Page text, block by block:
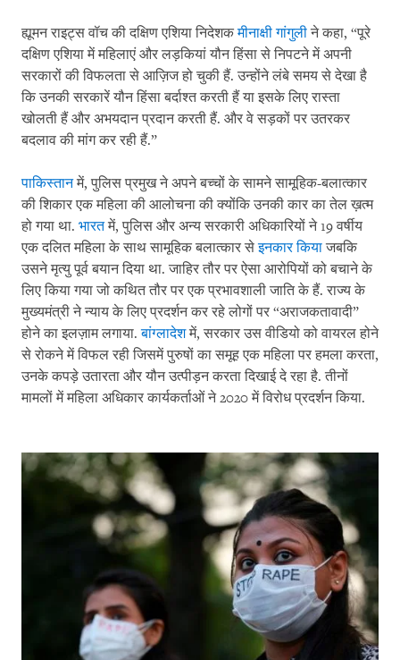
ह्यूमन राइट्स वॉच की दक्षिण एशिया निदेशकमीनाक्षी गांगुलीने कहा, “पूरे
दक्षिण एशिया में महिलाएं और लड़कियां यौन हिंसा से निपटने में अपनी
सरकारों की विफलता से आज़िज हो चुकी हैं. उन्होंने लंबे समय से देखा है
कि उनकी सरकारें यौन हिंसा बर्दाश्त करती हैं या इसके लिए रास्ता
खोलती हैं और अभयदान प्रदान करती हैं. और वे सड़कों पर उतरकर
बदलाव की मांग कर रही हैं.”
पाकिस्तानमें, पुलिस प्रमुख ने अपने बच्चों के सामने सामूहिक-बलात्कार
की शिकार एक महिला की आलोचना की क्योंकि उनकी कार का तेल ख़त्म
हो गया था. भारतमें, पुलिस और अन्य सरकारी अधिकारियों ने 19 वर्षीय
एक दलित महिला के साथ सामूहिक बलात्कार सेइनकार कियाजबकि
उसने मृत्यु पूर्व बयान दिया था. जाहिर तौर पर ऐसा आरोपियों को बचाने के
लिए किया गया जो कथित तौर पर एक प्रभावशाली जाति के हैं. राज्य के
मुख्यमंत्री ने न्याय के लिए प्रदर्शन कर रहे लोगों पर “अराजकतावादी”
होने का इलज़ाम लगाया.बांग्लादेशमें, सरकार उस वीडियो को वायरल होने
से रोकने में विफल रही जिसमें पुरुषों का समूह एक महिला पर हमला करता,
उनके कपड़े उतारता और यौन उत्पीड़न करता दिखाई दे रहा है. तीनों
मामलों में महिला अधिकार कार्यकर्ताओं ने 2020 में विरोध प्रदर्शन किया.